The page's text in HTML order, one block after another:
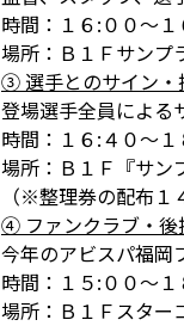
時間：１６:００～１
場所：Ｂ１Ｆサンプ
③ 選手とのサイン・
登場選手全員による
時間：１６:４０～
場所：Ｂ１Ｆ『サン
（※整理券の配布１
④ ファンクラブ・後
今年のアビスパ福岡
時間：１５:００～１
場所：Ｂ１Ｆスター